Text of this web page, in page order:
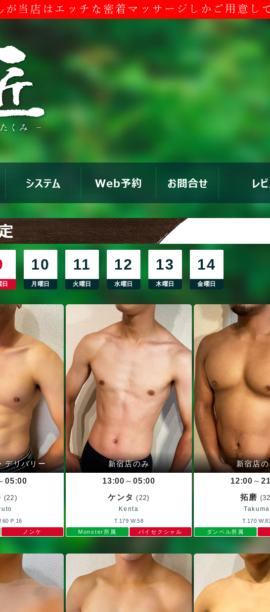
が当店はエッチな 密着マッサージしかご用意し
システム Web予約 お問合せ レ
日
10
月曜日
11
火曜日
12
水曜日
13
木曜日
14
金曜日
デリバリー
05:00
(22)
P.16
ノンケ
新宿店のみ
13:00 ～ 05:00
ケンタ (22)
Kenta
T.179 W.58
Monster所属
バイセクシャル
新宿店
12:00 ～
拓磨
Takuma
T.170
ダンベル所属